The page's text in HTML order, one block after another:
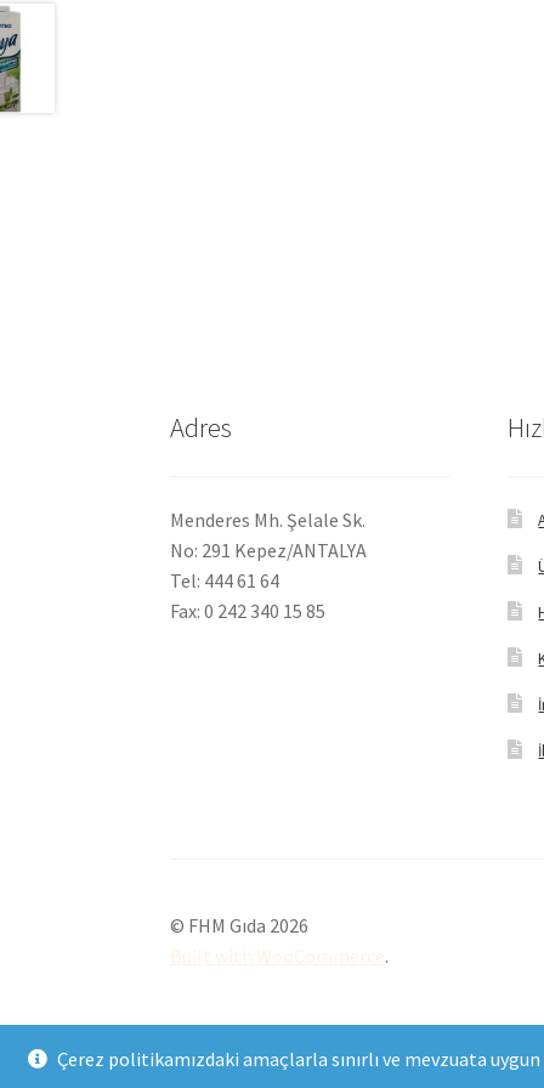
Çerez politikamızdaki amaçlarla sınırlı ve mevzuata
Adres
Menderes Mh. Şelale Sk.
No: 291 Kepez/ANTALYA
Tel: 444 61 64
Fax: 0 242 340 15 85
© FHM Gıda 2026
Built with WooCommerce.